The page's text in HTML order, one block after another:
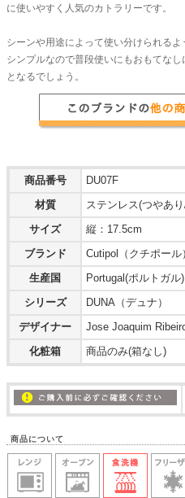
に使いやすく人気のカトラリーです。
シーンや用途によって使い分けられる
シンプルなので普段使いにもおもてな
となるでしょう。
商品番号
DU07F
材質
ステンレス(つやあ
サイズ
縦：17.5cm
ブランド
Cutipol（クチポール
生産国
Portugal(ポルトガル)
シリーズ
DUNA（デュナ）
デザイナー
Jose Joaquim
化粧箱
商品のみ(箱なし)
商品について